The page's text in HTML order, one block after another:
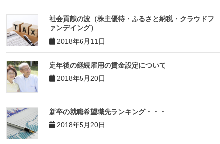
社会貢献の波（株主優待・ふるさと納税・クラウドフ
ァンデイング）
2018年6月11日
定年後の継続雇用の賃金設定について
2018年5月20日
新卒の就職希望職先ランキング・・・
2018年5月20日